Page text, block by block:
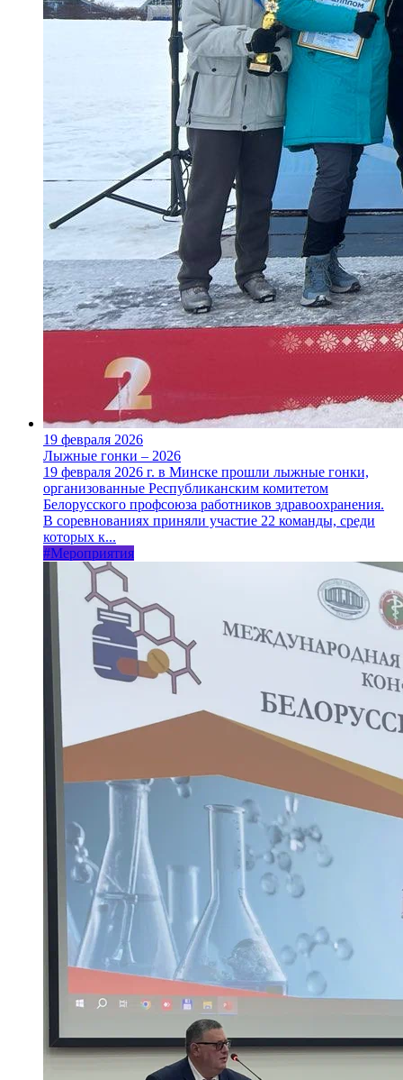
19 февраля 2026
Лыжные гонки – 2026
19 февраля 2026 г. в Минске прошли лыжные гонки,
организованные Республиканским комитетом
Белорусского профсоюза работников здравоохранения.
В соревнованиях приняли участие 22 команды, среди
которых к...
#Мероприятия